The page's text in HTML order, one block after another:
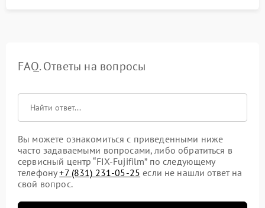
FAQ. Ответы на вопросы
Вы можете ознакомиться с приведенными ниже
часто задаваемыми вопросами, либо обратиться в
сервисный центр “FIX-Fujifilm” по следующему
телефону+7 (831) 231-05-25 если не нашли ответ на
свой вопрос.